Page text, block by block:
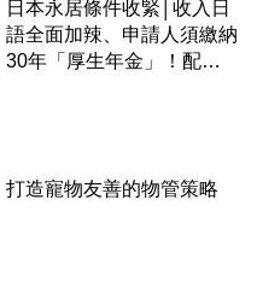
日本永居條件收緊│收入日
語全面加辣、申請人須繳納
30年「厚生年金」！配偶
打造寵物友善的物管策略